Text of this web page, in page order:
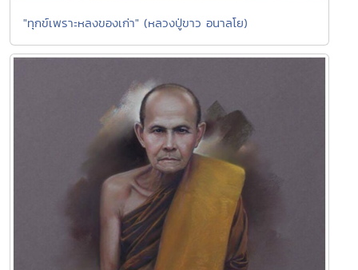
"ทุกข์เพราะหลงของเก่า" (หลวงปู่ขาว อนาลโย)